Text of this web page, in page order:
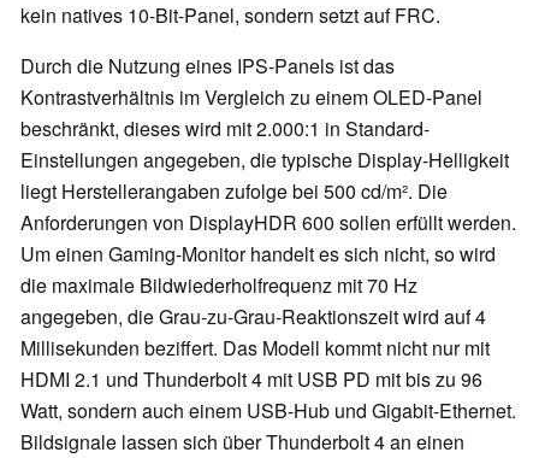
kein natives 10-Bit-Panel, sondern setzt auf FRC.
Durch die Nutzung eines IPS-Panels ist das
Kontrastverhältnis im Vergleich zu einem OLED-Panel
beschränkt, dieses wird mit 2.000:1 in Standard-
Einstellungen angegeben, die typische Display-Helligkeit
liegt Herstellerangaben zufolge bei 500 cd/m². Die
Anforderungen von DisplayHDR 600 sollen erfüllt werden.
Um einen Gaming-Monitor handelt es sich nicht, so wird
die maximale Bildwiederholfrequenz mit 70 Hz
angegeben, die Grau-zu-Grau-Reaktionszeit wird auf 4
Millisekunden beziffert. Das Modell kommt nicht nur mit
HDMI 2.1 und Thunderbolt 4 mit USB PD mit bis zu 96
Watt, sondern auch einem USB-Hub und Gigabit-Ethernet.
Bildsignale lassen sich über Thunderbolt 4 an einen